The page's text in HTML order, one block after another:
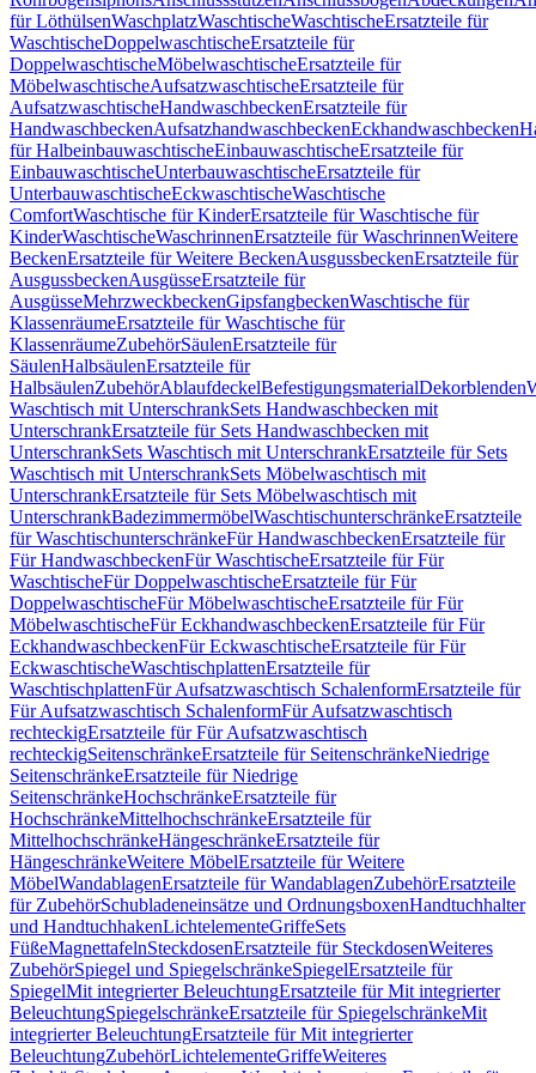
für LöthülsenWaschplatzWaschtischeWaschtischeErsatzteile für
WaschtischeDoppelwaschtischeErsatzteile für
DoppelwaschtischeMöbelwaschtischeErsatzteile für
MöbelwaschtischeAufsatzwaschtischeErsatzteile für
AufsatzwaschtischeHandwaschbeckenErsatzteile für
HandwaschbeckenAufsatzhandwaschbeckenEckhandwaschbecken
für HalbeinbauwaschtischeEinbauwaschtischeErsatzteile für
EinbauwaschtischeUnterbauwaschtischeErsatzteile für
UnterbauwaschtischeEckwaschtischeWaschtische
ComfortWaschtische für KinderErsatzteile für Waschtische für
KinderWaschtischeWaschrinnenErsatzteile für WaschrinnenWeitere
BeckenErsatzteile für Weitere BeckenAusgussbeckenErsatzteile für
AusgussbeckenAusgüsseErsatzteile für
AusgüsseMehrzweckbeckenGipsfangbeckenWaschtische für
KlassenräumeErsatzteile für Waschtische für
KlassenräumeZubehörSäulenErsatzteile für
SäulenHalbsäulenErsatzteile für
HalbsäulenZubehörAblaufdeckelBefestigungsmaterialDekorblenden
Waschtisch mit UnterschrankSets Handwaschbecken mit
UnterschrankErsatzteile für Sets Handwaschbecken mit
UnterschrankSets Waschtisch mit UnterschrankErsatzteile für Sets
Waschtisch mit UnterschrankSets Möbelwaschtisch mit
UnterschrankErsatzteile für Sets Möbelwaschtisch mit
UnterschrankBadezimmermöbelWaschtischunterschränkeErsatzteile
für WaschtischunterschränkeFür HandwaschbeckenErsatzteile für
Für HandwaschbeckenFür WaschtischeErsatzteile für Für
WaschtischeFür DoppelwaschtischeErsatzteile für Für
DoppelwaschtischeFür MöbelwaschtischeErsatzteile für Für
MöbelwaschtischeFür EckhandwaschbeckenErsatzteile für Für
EckhandwaschbeckenFür EckwaschtischeErsatzteile für Für
EckwaschtischeWaschtischplattenErsatzteile für
WaschtischplattenFür Aufsatzwaschtisch SchalenformErsatzteile für
Für Aufsatzwaschtisch SchalenformFür Aufsatzwaschtisch
rechteckigErsatzteile für Für Aufsatzwaschtisch
rechteckigSeitenschränkeErsatzteile für SeitenschränkeNiedrige
SeitenschränkeErsatzteile für Niedrige
SeitenschränkeHochschränkeErsatzteile für
HochschränkeMittelhochschränkeErsatzteile für
MittelhochschränkeHängeschränkeErsatzteile für
HängeschränkeWeitere MöbelErsatzteile für Weitere
MöbelWandablagenErsatzteile für WandablagenZubehörErsatzteile
für ZubehörSchubladeneinsätze und OrdnungsboxenHandtuchhalter
und HandtuchhakenLichtelementeGriffeSets
FüßeMagnettafelnSteckdosenErsatzteile für SteckdosenWeiteres
ZubehörSpiegel und SpiegelschränkeSpiegelErsatzteile für
SpiegelMit integrierter BeleuchtungErsatzteile für Mit integrierter
BeleuchtungSpiegelschränkeErsatzteile für SpiegelschränkeMit
integrierter BeleuchtungErsatzteile für Mit integrierter
BeleuchtungZubehörLichtelementeGriffeWeiteres